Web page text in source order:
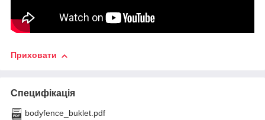
Приховати
Специфікація
bodyfence_buklet.pdf